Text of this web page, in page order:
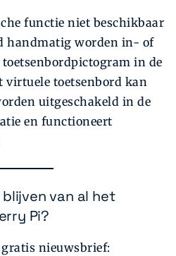
functie niet beschikbaar
handmatig worden in- of
in de
virtuele toetsenbord kan
uitgeschakeld in de
en functioneert
van al het
Pi?
nieuwsbrief: